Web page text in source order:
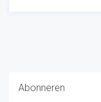
Abonneren